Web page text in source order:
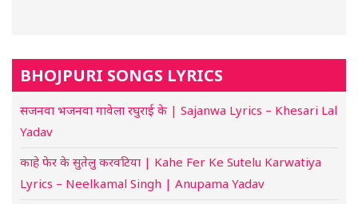
BHOJPURI SONGS LYRICS
सजनवा भजनवा गावेला रघुराई के | Sajanwa Lyrics – Khesari Lal
Yadav
काहे फेर के सुतेलु करवटिया | Kahe Fer Ke Sutelu Karwatiya
Lyrics – Neelkamal Singh | Anupama Yadav